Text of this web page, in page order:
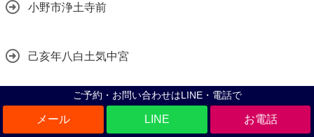
ご予約・お問い合わせはLINE・電話で
LINE
小野市浄土寺前
己亥年八白土気中宮
巳神社